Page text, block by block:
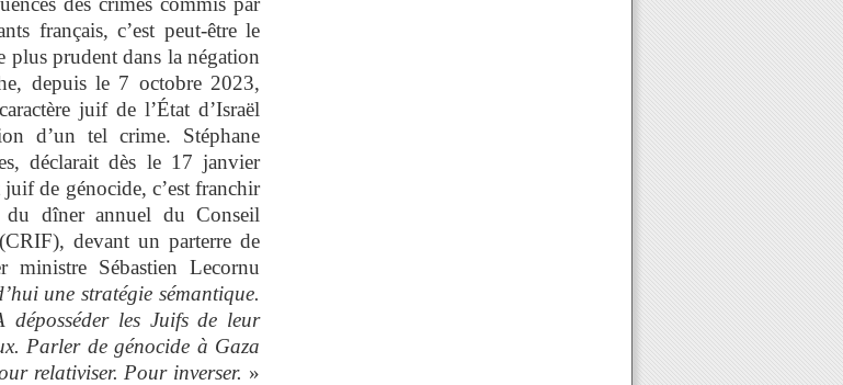
français, c’est peut-être le
plus prudent dans la négation
depuis le 7 octobre 2023,
juif de l’État d’Israël
d’un tel crime. Stéphane
déclarait dès le 17 janvier
de génocide, c’est franchir
dîner annuel du Conseil
devant un parterre de
ministre Sébastien Lecornu
une stratégie sémantique.
déposséder les Juifs de leur
Parler de génocide à Gaza
relativiser. Pour inverser. »